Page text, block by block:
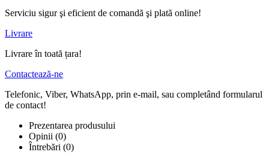
Serviciu sigur şi eficient de comandă şi plată online!
Livrare
Livrare în toată țara!
Contactează-ne
Telefonic, Viber, WhatsApp, prin e-mail, sau completând formularul
de contact!
Prezentarea produsului
Opinii (0)
Întrebări (0)